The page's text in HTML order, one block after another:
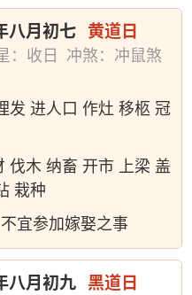
八月初七 黄道日
：收日
冲煞：冲鼠煞
发 进人口 作灶 移柩 冠
伐木 纳畜 开市 上梁 盖
栽种
宜参加嫁娶之事
八月初九 黑道日